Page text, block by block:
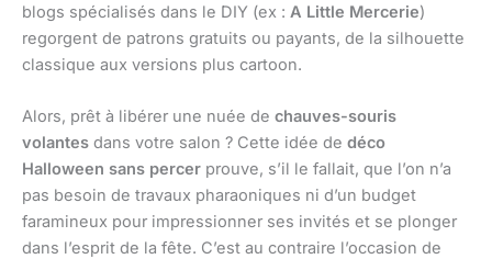
blogs spécialisés dans le DIY (ex : A Little Mercerie)
regorgent de patrons gratuits ou payants, de la silhouette
classique aux versions plus cartoon.
Alors, prêt à libérer une nuée de chauves-souris
volantes dans votre salon ? Cette idée de déco
Halloween sans percer prouve, s’il le fallait, que l’on n’a
pas besoin de travaux pharaoniques ni d’un budget
faramineux pour impressionner ses invités et se plonger
dans l’esprit de la fête. C’est au contraire l’occasion de